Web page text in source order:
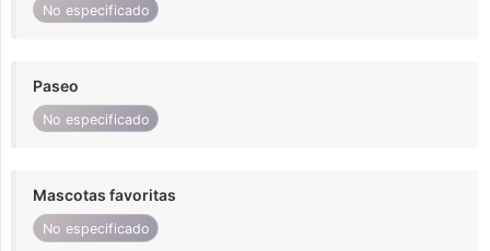
No especificado
Paseo
No especificado
Mascotas favoritas
No especificado